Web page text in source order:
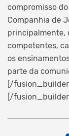
compromisso
Companhia de
principalmente,
competentes,
os
parte da
[/
[/